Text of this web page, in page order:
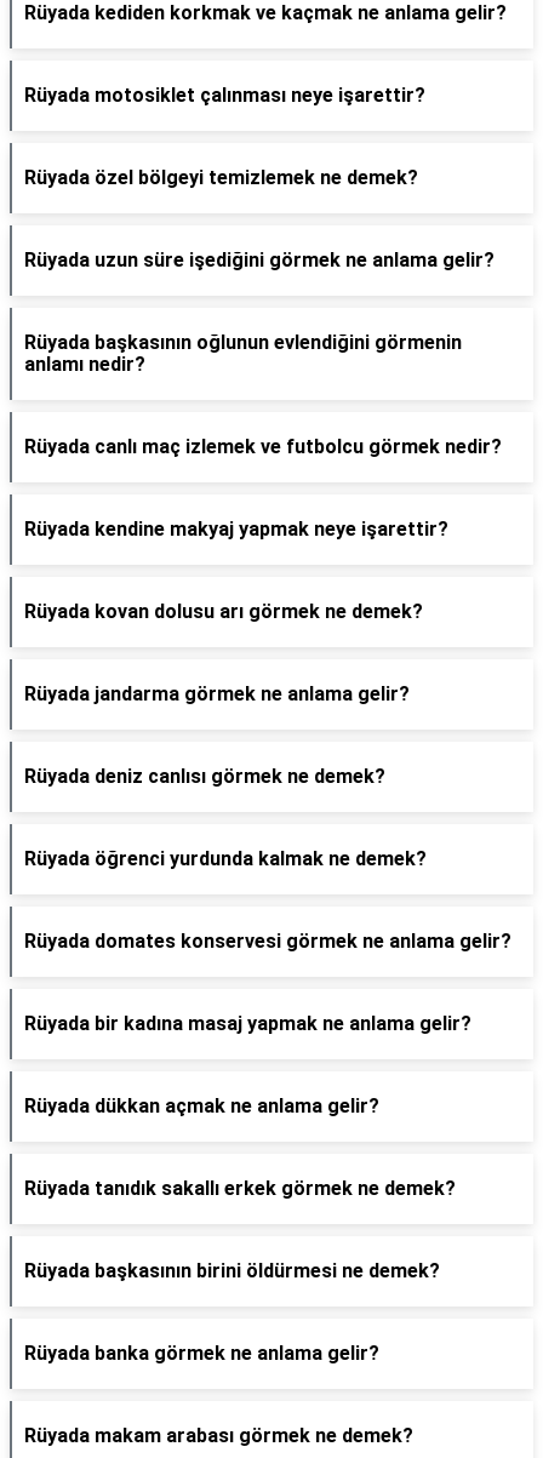
Rüyada kediden korkmak ve kaçmak ne anlama gelir?
Rüyada motosiklet çalınması neye işarettir?
Rüyada özel bölgeyi temizlemek ne demek?
Rüyada uzun süre işediğini görmek ne anlama gelir?
Rüyada başkasının oğlunun evlendiğini görmenin
anlamı nedir?
Rüyada canlı maç izlemek ve futbolcu görmek nedir?
Rüyada kendine makyaj yapmak neye işarettir?
Rüyada kovan dolusu arı görmek ne demek?
Rüyada jandarma görmek ne anlama gelir?
Rüyada deniz canlısı görmek ne demek?
Rüyada öğrenci yurdunda kalmak ne demek?
Rüyada domates konservesi görmek ne anlama gelir?
Rüyada bir kadına masaj yapmak ne anlama gelir?
Rüyada dükkan açmak ne anlama gelir?
Rüyada tanıdık sakallı erkek görmek ne demek?
Rüyada başkasının birini öldürmesi ne demek?
Rüyada banka görmek ne anlama gelir?
Rüyada makam arabası görmek ne demek?